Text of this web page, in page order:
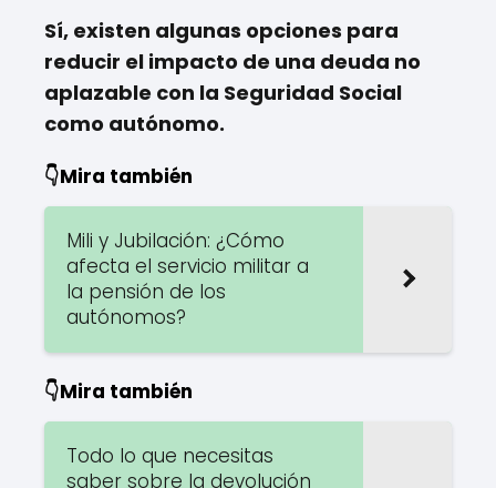
Sí, existen algunas opciones para
reducir el impacto de una deuda no
aplazable con la Seguridad Social
como autónomo.
👇Mira también
Mili y Jubilación: ¿Cómo
afecta el servicio militar a
la pensión de los
autónomos?
👇Mira también
Todo lo que necesitas
saber sobre la devolución